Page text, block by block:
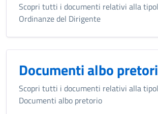
Scopri tutti i documenti relativi alla
Ordinanze del Dirigente
Documenti albo
Scopri tutti i documenti relativi alla
Documenti albo pretorio